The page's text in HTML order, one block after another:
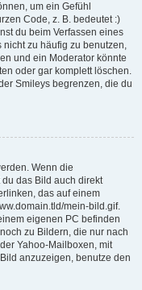
um ein Gefühl
Code, z. B. bedeutet :)
du beim Verfassen eines
nicht zu häufig zu benutzen,
und ein Moderator könnte
oder gar komplett löschen.
Smileys begrenzen, die du
Wenn die
das Bild auch direkt
das auf einem
mein-bild.gif.
eigenen PC befinden
zu Bildern, die nur nach
Yahoo-Mailboxen, mit
anzuzeigen, benutze den